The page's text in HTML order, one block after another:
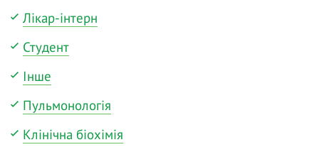
Лікар-інтерн
Студент
Інше
Пульмонологія
Клінічна біохімія